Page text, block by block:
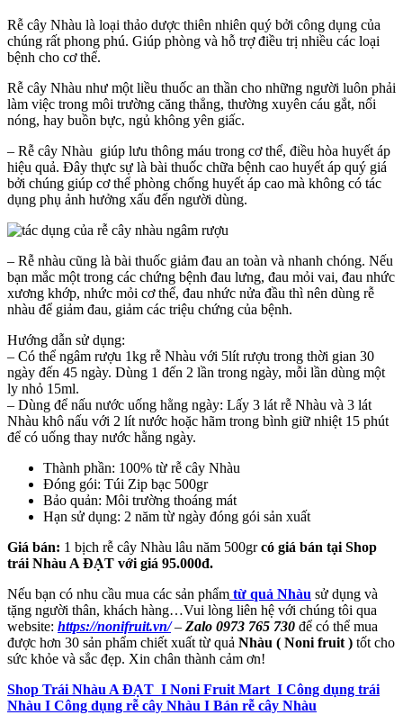
Rễ cây Nhàu là loại thảo dược thiên nhiên quý bởi công dụng của
chúng rất phong phú. Giúp phòng và hỗ trợ điều trị nhiều các loại
bệnh cho cơ thể.
Rễ cây Nhàu như một liều thuốc an thần cho những người luôn phải
làm việc trong môi trường căng thẳng, thường xuyên cáu gắt, nổi
nóng, hay buồn bực, ngủ không yên giấc.
– Rễ cây Nhàu giúp lưu thông máu trong cơ thể, điều hòa huyết áp
hiệu quả. Đây thực sự là bài thuốc chữa bệnh cao huyết áp quý giá
bởi chúng giúp cơ thể phòng chống huyết áp cao mà không có tác
dụng phụ ảnh hưởng xấu đến người dùng.
– Rễ nhàu cũng là bài thuốc giảm đau an toàn và nhanh chóng. Nếu
bạn mắc một trong các chứng bệnh đau lưng, đau mỏi vai, đau nhức
xương khớp, nhức mỏi cơ thể, đau nhức nửa đầu thì nên dùng rễ
nhàu để giảm đau, giảm các triệu chứng của bệnh.
Hướng dẫn sử dụng:
– Có thể ngâm rượu 1kg rễ Nhàu với 5lít rượu trong thời gian 30
ngày đến 45 ngày. Dùng 1 đến 2 lần trong ngày, mỗi lần dùng một
ly nhỏ 15ml.
– Dùng để nấu nước uống hằng ngày: Lấy 3 lát rễ Nhàu và 3 lát
Nhàu khô nấu với 2 lít nước hoặc hãm trong bình giữ nhiệt 15 phút
để có uống thay nước hằng ngày.
Thành phần: 100% từ rễ cây Nhàu
Đóng gói: Túi Zip bạc 500gr
Bảo quản: Môi trường thoáng mát
Hạn sử dụng: 2 năm từ ngày đóng gói sản xuất
Giá bán: 1 bịch rễ cây Nhàu lâu năm 500grcó giá bán tại Shop
trái Nhàu A ĐẠT với giá 95.000đ.
Nếu bạn có nhu cầu mua các sản phẩm từ quả Nhàu sử dụng và
tặng người thân, khách hàng…Vui lòng liên hệ với chúng tôi qua
website: https://nonifruit.vn/– Zalo 0973 765 730 để có thể mua
được hơn 30 sản phẩm chiết xuất từ quả Nhàu ( Noni fruit ) tốt cho
sức khỏe và sắc đẹp. Xin chân thành cảm ơn!
Shop Trái Nhàu A ĐẠT I Noni Fruit Mart I Công dụng trái
Nhàu I Công dụng rễ cây Nhàu I Bán rễ cây Nhàu